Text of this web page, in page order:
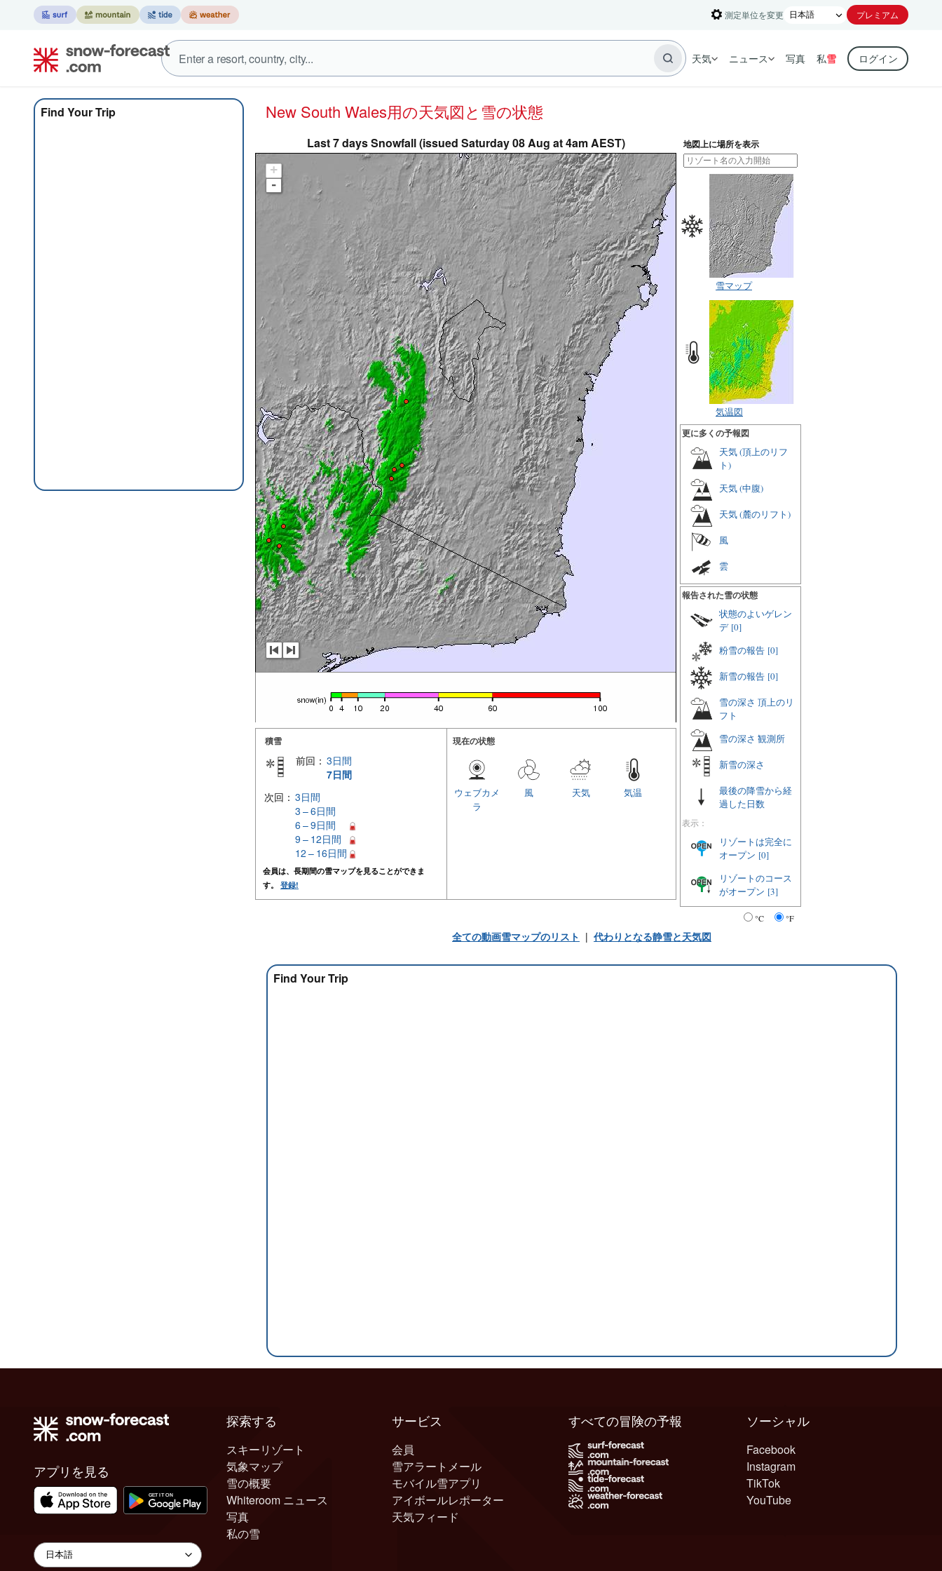
測定単位を変更 プレミアム
天気 ニュース 写真 私雪 ログイン
Find Your Trip New South Wales用の天気図と雪の状態
Last 7 days Snowfall (issued Saturday 08 Aug at 4am AEST)
+
-
積雪
前回： 3日間
7日間
次回： 3日間
3 – 6日間
6 – 9日間
9 – 12日間
12 – 16日間
会員は、長期間の雪マップを見ることができま
す。 登録!
現在の状態
気温
天気
風
ウェブカメ
ラ
地図上に場所を表示
雪マップ
気温図
更に多くの予報図
天気 (頂上のリフ
ト)
天気 (中腹)
天気 (麓のリフト)
風
雲
報告された雪の状態
状態のよいゲレン
デ [0]
粉雪の報告 [0]
新雪の報告 [0]
雪の深さ 頂上のリ
フト
雪の深さ 観測所
新雪の深さ
最後の降雪から経
過した日数
表示：
リゾートは完全に
オープン [0]
リゾートのコース
がオープン [3]
°C °F
全ての動画雪マップのリスト | 代わりとなる静雪と天気図
Find Your Trip
アプリを見る
探索する
スキーリゾート
気象マップ
雪の概要
Whiteroom ニュース
写真
私の雪
サービス
会員
雪アラートメール
モバイル雪アプリ
アイボールレポーター
天気フィード
ソーシャル
Facebook
Instagram
TikTok
YouTube
すべての冒険の予報